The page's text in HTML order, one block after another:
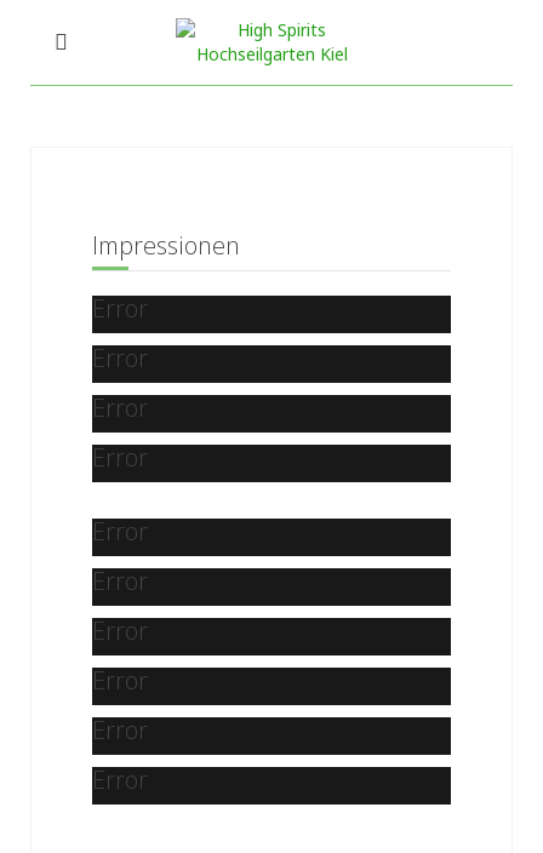
Impressionen
Error
Error
Error
Error
Error
Error
Error
Error
Error
Error